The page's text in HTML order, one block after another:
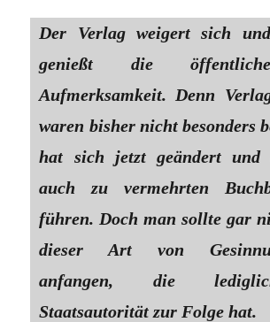
Der Verlag weigert sich und
genießt die öffentliche
Aufmerksamkeit. Denn
waren bisher nicht besonders
hat sich jetzt geändert und
auch zu vermehrten
führen. Doch man sollte gar
dieser Art von
anfangen, die
Staatsautorität zur Folge hat.